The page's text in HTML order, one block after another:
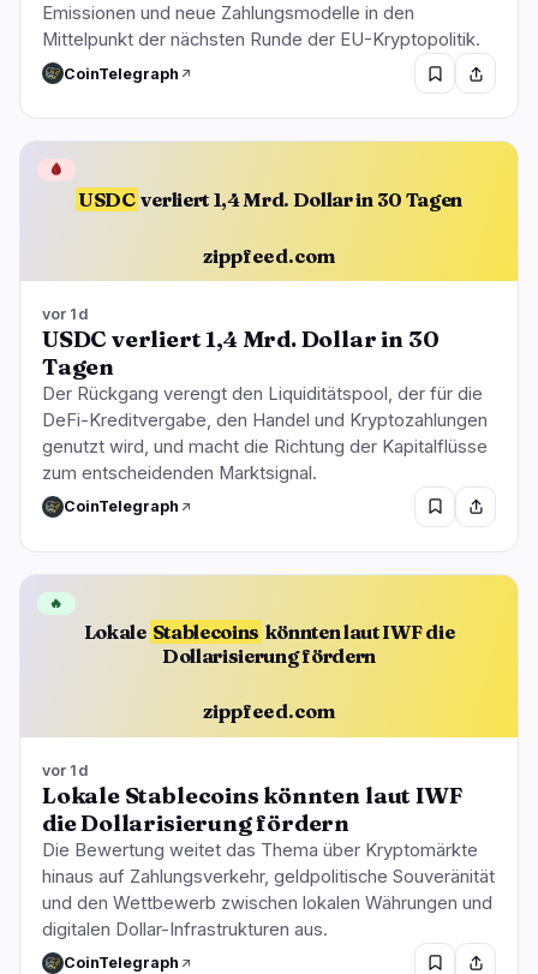
Emissionen und neue Zahlungsmodelle in den
Mittelpunkt der nächsten Runde der EU-Kryptopolitik.
CoinTelegraph
USDC verliert 1,4 Mrd. Dollar in 30 Tagen
zippfeed.com
🩸
vor 1d
USDC verliert 1,4 Mrd. Dollar in 30
Tagen
Der Rückgang verengt den Liquiditätspool, der für die
DeFi-Kreditvergabe, den Handel und Kryptozahlungen
genutzt wird, und macht die Richtung der Kapitalflüsse
zum entscheidenden Marktsignal.
CoinTelegraph
Lokale Stablecoins könnten laut IWF die
Dollarisierung fördern
zippfeed.com
🔥
vor 1d
Lokale Stablecoins könnten laut IWF
die Dollarisierung fördern
Die Bewertung weitet das Thema über Kryptomärkte
hinaus auf Zahlungsverkehr, geldpolitische Souveränität
und den Wettbewerb zwischen lokalen Währungen und
digitalen Dollar-Infrastrukturen aus.
CoinTelegraph